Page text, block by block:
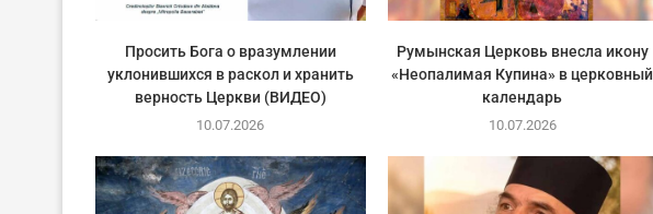
Просить Бога о вразумлении
уклонившихся в раскол и хранить
верность Церкви (ВИДЕО)
10.07.2026
Румынская Церковь внесла икону
«Неопалимая Купина» в церковный
календарь
10.07.2026